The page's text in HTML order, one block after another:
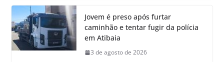
Jovem é preso após furtar
caminhão e tentar fugir da polícia
em Atibaia
3 de agosto de 2026